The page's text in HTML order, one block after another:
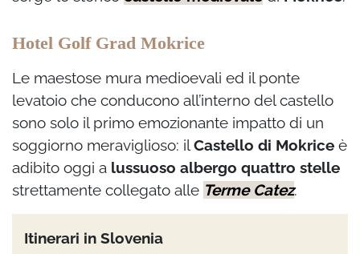
Hotel Golf Grad Mokrice
Le maestose mura medioevali ed il ponte
levatoio che conducono all’interno del castello
sono solo il primo emozionante impatto di un
soggiorno meraviglioso: ilCastello di Mokrice è
adibito oggi a lussuoso albergo quattro stelle
strettamente collegato alle Terme Catez.
Itinerari in Slovenia